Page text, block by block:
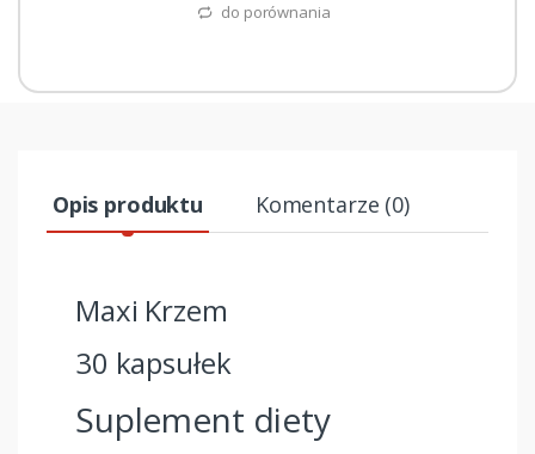
do porównania
Opis produktu Komentarze (0)
Maxi Krzem
30 kapsułek
Suplement diety